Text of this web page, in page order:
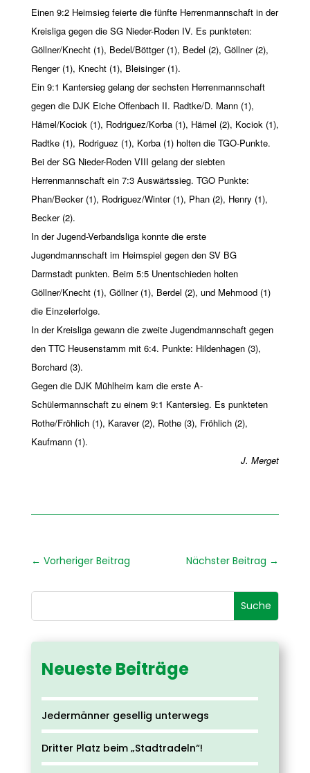
Einen 9:2 Heimsieg feierte die fünfte Herrenmannschaft in der
Kreisliga gegen die SG Nieder-Roden IV. Es punkteten:
Göllner/Knecht (1), Bedel/Böttger (1), Bedel (2), Göllner (2),
Renger (1), Knecht (1), Bleisinger (1).
Ein 9:1 Kantersieg gelang der sechsten Herrenmannschaft
gegen die DJK Eiche Offenbach II. Radtke/D. Mann (1),
Hämel/Kociok (1), Rodriguez/Korba (1), Hämel (2), Kociok (1),
Radtke (1), Rodriguez (1), Korba (1) holten die TGO-Punkte.
Bei der SG Nieder-Roden VIII gelang der siebten
Herrenmannschaft ein 7:3 Auswärtssieg. TGO Punkte:
Phan/Becker (1), Rodriguez/Winter (1), Phan (2), Henry (1),
Becker (2).
In der Jugend-Verbandsliga konnte die erste
Jugendmannschaft im Heimspiel gegen den SV BG
Darmstadt punkten. Beim 5:5 Unentschieden holten
Göllner/Knecht (1), Göllner (1), Berdel (2), und Mehmood (1)
die Einzelerfolge.
In der Kreisliga gewann die zweite Jugendmannschaft gegen
den TTC Heusenstamm mit 6:4. Punkte: Hildenhagen (3),
Borchard (3).
Gegen die DJK Mühlheim kam die erste A-
Schülermannschaft zu einem 9:1 Kantersieg. Es punkteten
Rothe/Fröhlich (1), Karaver (2), Rothe (3), Fröhlich (2),
Kaufmann (1).
J. Merget
← Vorheriger Beitrag Nächster Beitrag →
Neueste Beiträge
Jedermänner gesellig unterwegs
Dritter Platz beim „Stadtradeln“!